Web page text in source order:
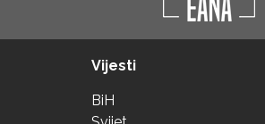
Vijesti
BiH